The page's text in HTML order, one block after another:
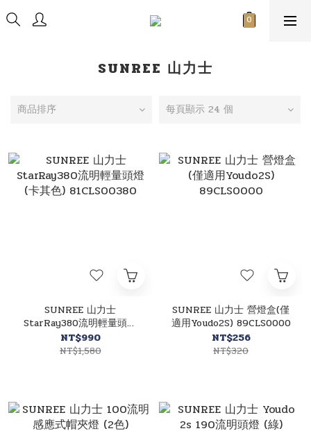
SUNREE 山力士
商品排序 每頁顯示 24 個
SUNREE 山力士
StarRay380流明輕量頭燈
(卡其色) 81CLS00380
NT$990
NT$1,580
SUNREE 山力士 營燈盒(僅
適用Youdo2S) 89CLS0000
NT$256
NT$320